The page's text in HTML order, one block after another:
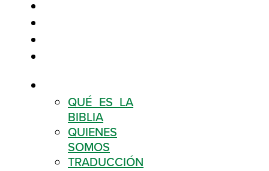
QUÉ ES LA
BIBLIA
QUIENES
SOMOS
TRADUCCIÓN